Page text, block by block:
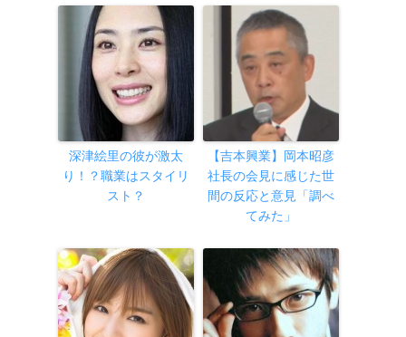
深津絵里の彼が激太
り！？職業はスタイリ
スト？
【吉本興業】岡本昭彦
社長の会見に感じた世
間の反応と意見「調べ
てみた」